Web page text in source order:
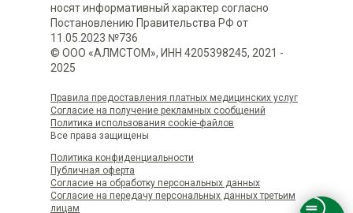
Правила предоставления платных медицинских услуг
Согласие на получение рекламных сообщений
Политика использования сookie-файлов
Все права защищены
Политика конфиденциальности
Публичная оферта
Согласие на обработку персональных данных
Согласие на передачу персональных данных третьим
лицам
носят информативный характер согласно
Постановлению Правительства РФ от
11.05.2023 №736
© ООО «АЛМСТОМ», ИНН 4205398245, 2021 -
2025